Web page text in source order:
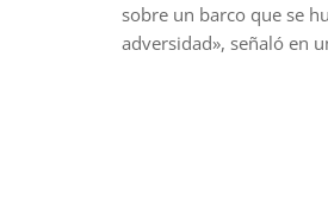
sobre un barco que se
adversidad», señaló en